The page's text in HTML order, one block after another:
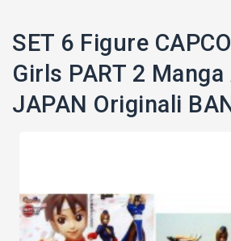
SET 6 Figure
Girls PART 2
JAPAN Originali